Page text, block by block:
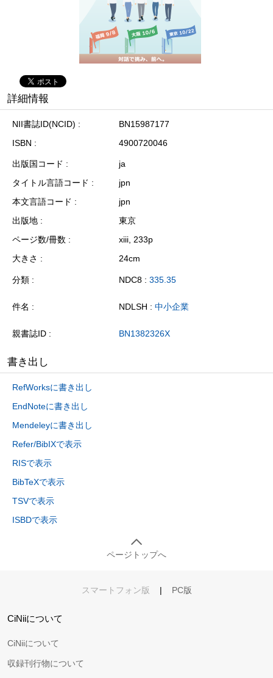
詳細情報
NII書誌ID(NCID)
BN15987177
ISBN
4900720046
出版国コード
ja
タイトル言語コード
jpn
本文言語コード
jpn
出版地
東京
ページ数/冊数
xiii, 233p
大きさ
24cm
分類 NDC8 : 335.35
件名 NDLSH : 中小企業
親書誌ID BN1382326X
書き出し
RefWorksに書き出し
EndNoteに書き出し
Mendeleyに書き出し
Refer/BibIXで表示
RISで表示
BibTeXで表示
TSVで表示
ISBDで表示
ページトップへ
スマートフォン版 | PC版
CiNiiについて
CiNiiについて
収録刊行物について